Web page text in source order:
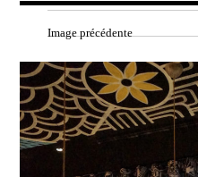
Image précédente